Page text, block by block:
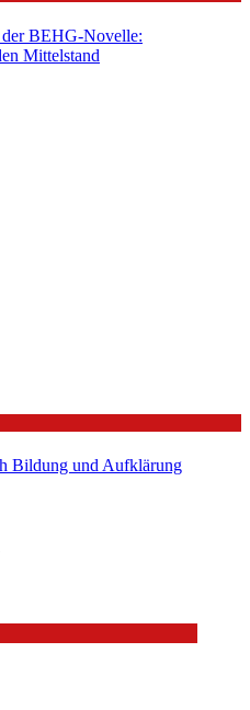
der BEHG-Novelle:
Mittelstand
Bildung und Aufklärung